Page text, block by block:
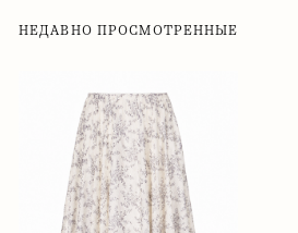
НЕДАВНО ПРОСМОТРЕННЫЕ